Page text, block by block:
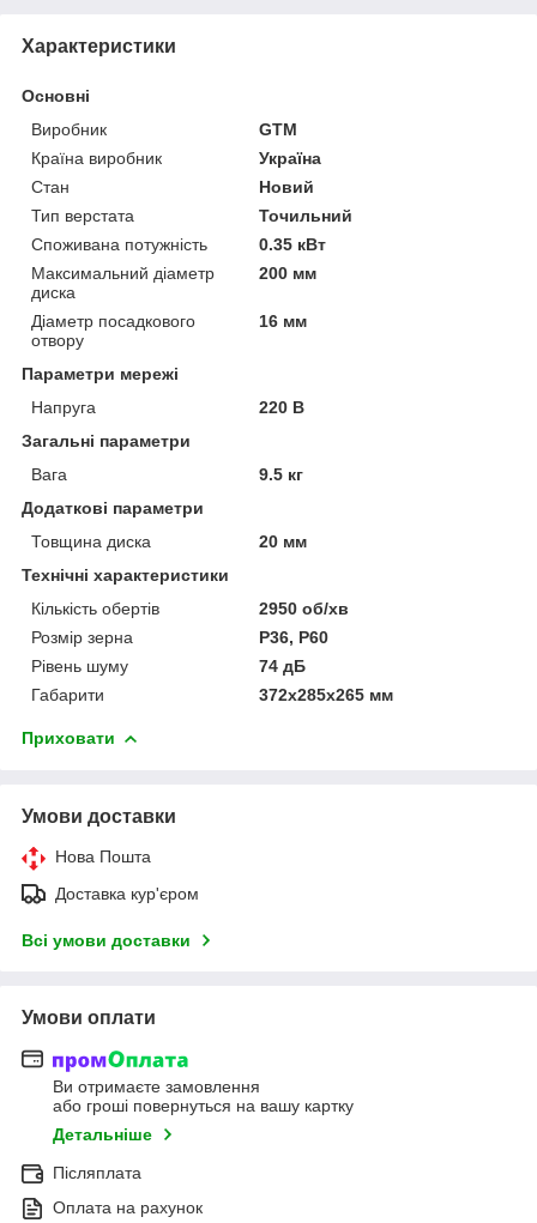
Характеристики
Основні
Виробник
GTM
Країна виробник
Україна
Стан
Новий
Тип верстата
Точильний
Споживана потужність
0.35 кВт
Максимальний діаметр
диска
200 мм
Діаметр посадкового
отвору
16 мм
Параметри мережі
Напруга
220 В
Загальні параметри
Вага
9.5 кг
Додаткові параметри
Товщина диска
20 мм
Технічні характеристики
Кількість обертів
2950 об/хв
Розмір зерна
P36, P60
Рівень шуму
74 дБ
Габарити
372x285x265 мм
Приховати
Умови доставки
Нова Пошта
Доставка кур'єром
Всі умови доставки
Умови оплати
Ви отримаєте замовлення
або гроші повернуться на вашу картку
Детальніше
Післяплата
Оплата на рахунок